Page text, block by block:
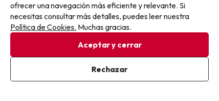
Quedan 2 días 14 horas
ofrecer una navegación más eficiente y relevante. Si
necesitas consultar más detalles, puedes leer nuestra
Política de Cookies. Muchas gracias.
Aceptar y cerrar
Rechazar